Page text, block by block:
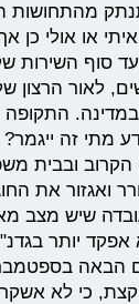
מהתחושות
או אולי כן
סוף השירות
לאור הרצון
במדינה.
מתי זה
ובבית
ואגזור את
שיש מצב
אפקד יותר
הבאה
קצת, כי לא